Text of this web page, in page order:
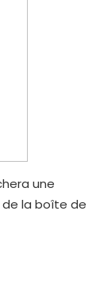
une
de la boîte de